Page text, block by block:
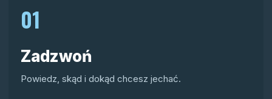
01
Zadzwoń
Powiedz, skąd i dokąd chcesz jechać.